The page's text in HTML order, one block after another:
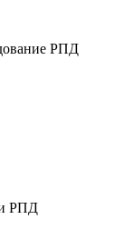
РПД
РПД